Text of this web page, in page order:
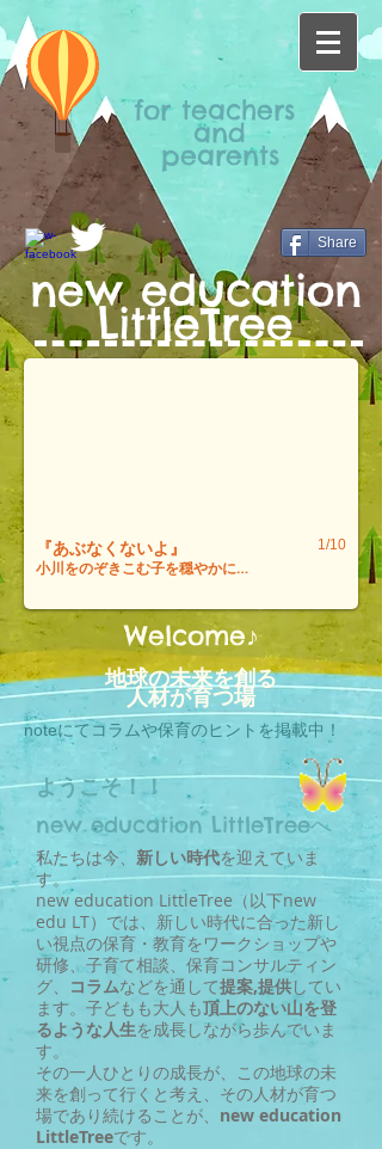
neweducation
LittleTree
for teachers
and
pearents
Share
『あぶなくないよ』
小川をのぞきこむ子を穏やかに見守る子育て
1/10
Welcome♪
地球の未来を創る
人材が育つ場
ようこそ！！
new education LittleTreeへ
私たちは今、 新しい時代を迎えていま
す。
new education LittleTree （以下new
edu LT）では、新しい時代に合った新し
い視点の保育・教育をワークショップや
研修、 子育て相談、保育コンサルティン
グ、
コラムなどを通して提案,提供してい
ます。 子どもも大人も頂上のない山を登
るような人生を成長しながら歩んでいま
す。
その一人ひとりの成長が、
この地球の未
来を創って行くと考え、 その人材が育つ
場であり続けることが、 new education
LittleTreeです。
​noteにてコラムや保育のヒントを掲載中！